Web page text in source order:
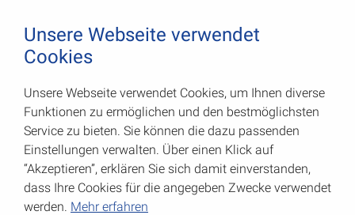
Führungsschienen-Profile
Art.-Nr.: 055495100W
Unsere Webseite verwendet
Cookies
Unsere Webseite verwendet Cookies, um Ihnen diverse
Funktionen zu ermöglichen und den bestmöglichsten
Service zu bieten. Sie können die dazu passenden
Einstellungen verwalten. Über einen Klick auf
“Akzeptieren”, erklären Sie sich damit einverstanden,
dass Ihre Cookies für die angegeben Zwecke verwendet
werden. Mehr erfahren